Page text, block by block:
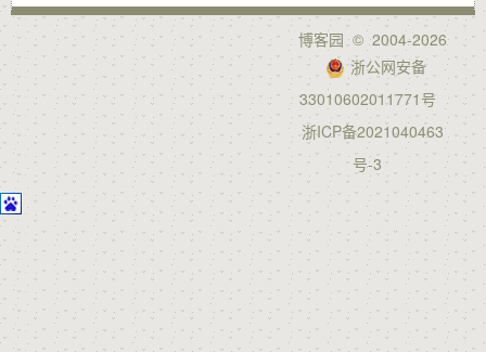
博客园© 2004-2026
浙公网安备
33010602011771号
浙ICP备2021040463
号-3